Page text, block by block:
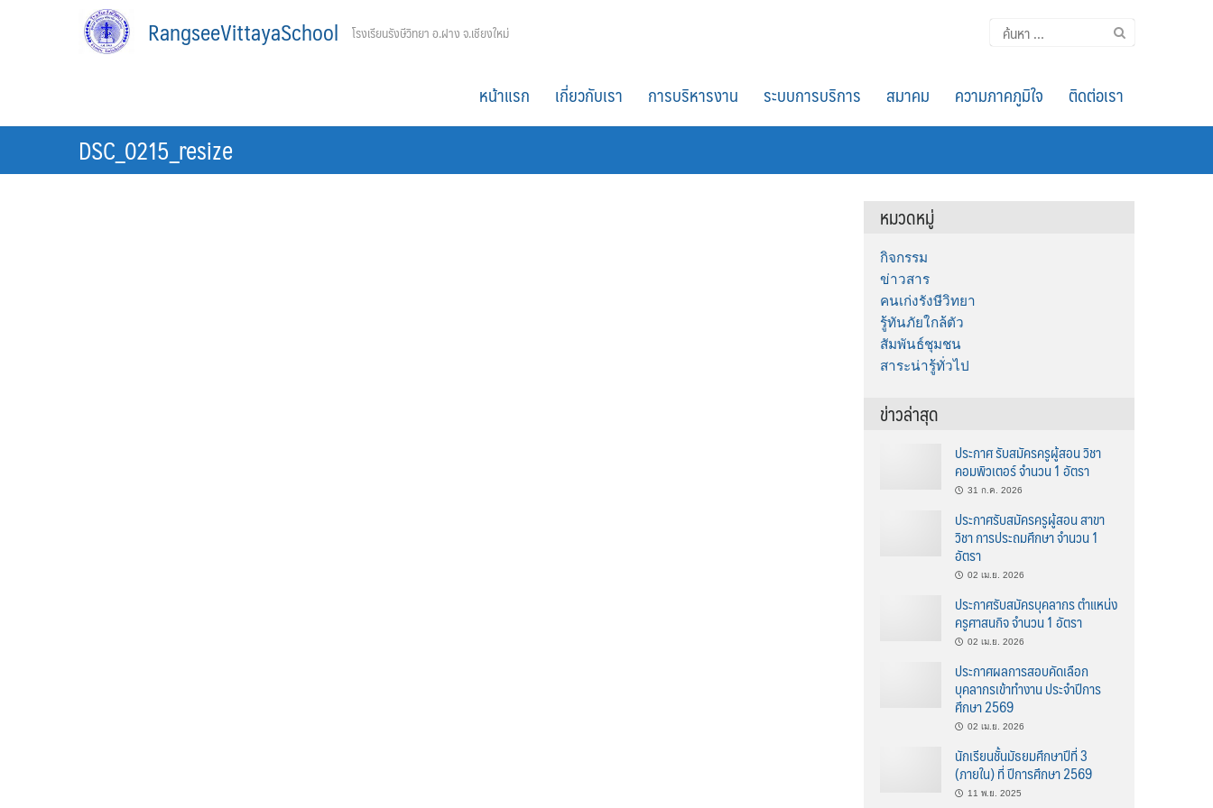
RangseeVittayaSchool โรงเรียนรังษีวิทยา อ.ฝาง จ.เชียงใหม่
ค้นหา
สำหรับ:
หน้าแรก เกี่ยวกับเรา การบริหารงาน ระบบการบริการ สมาคม ความภาคภูมิใจ ติดต่อเรา
DSC_0215_resize
หมวดหมู่
กิจกรรม
ข่าวสาร
คนเก่งรังษีวิทยา
รู้ทันภัยใกล้ตัว
สัมพันธ์ชุมชน
สาระน่ารู้ทั่วไป
ข่าวล่าสุด
ประกาศ รับสมัครครูผู้สอน วิชา
คอมพิวเตอร์ จำนวน 1 อัตรา
31 ก.ค. 2026
ประกาศรับสมัครครูผู้สอน สาขา
วิชา การประถมศึกษา จำนวน 1
อัตรา
02 เม.ย. 2026
ประกาศรับสมัครบุคลากร ตำแหน่ง
ครูศาสนกิจ จำนวน 1 อัตรา
02 เม.ย. 2026
ประกาศผลการสอบคัดเลือก
บุคลากรเข้าทำงาน ประจำปีการ
ศึกษา 2569
02 เม.ย. 2026
นักเรียนชั้นมัธยมศึกษาปีที่ 3
(ภายใน) ที่ ปีการศึกษา 2569
11 พ.ย. 2025